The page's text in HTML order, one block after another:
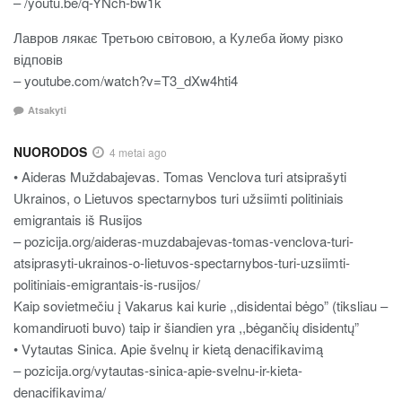
Лавров лякає Третьою світовою, а Кулеба йому різко
відповів
– youtube.com/watch?v=T3_dXw4hti4
Atsakyti
NUORODOS 4 metai ago
• Aideras Muždabajevas. Tomas Venclova turi atsiprašyti
Ukrainos, o Lietuvos spectarnybos turi užsiimti politiniais
emigrantais iš Rusijos
– pozicija.org/aideras-muzdabajevas-tomas-venclova-turi-
atsiprasyti-ukrainos-o-lietuvos-spectarnybos-turi-uzsiimti-
politiniais-emigrantais-is-rusijos/
Kaip sovietmečiu į Vakarus kai kurie ,,disidentai bėgo” (tiksliau –
komandiruoti buvo) taip ir šiandien yra ,,bėgančių disidentų”
• Vytautas Sinica. Apie švelnų ir kietą denacifikavimą
– pozicija.org/vytautas-sinica-apie-svelnu-ir-kieta-
denacifikavima/